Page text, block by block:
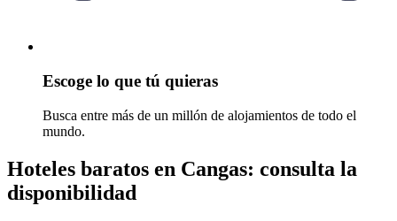
Escoge lo que tú quieras
Busca entre más de un millón de alojamientos de todo el
mundo.
Hoteles baratos en Cangas: consulta la
disponibilidad